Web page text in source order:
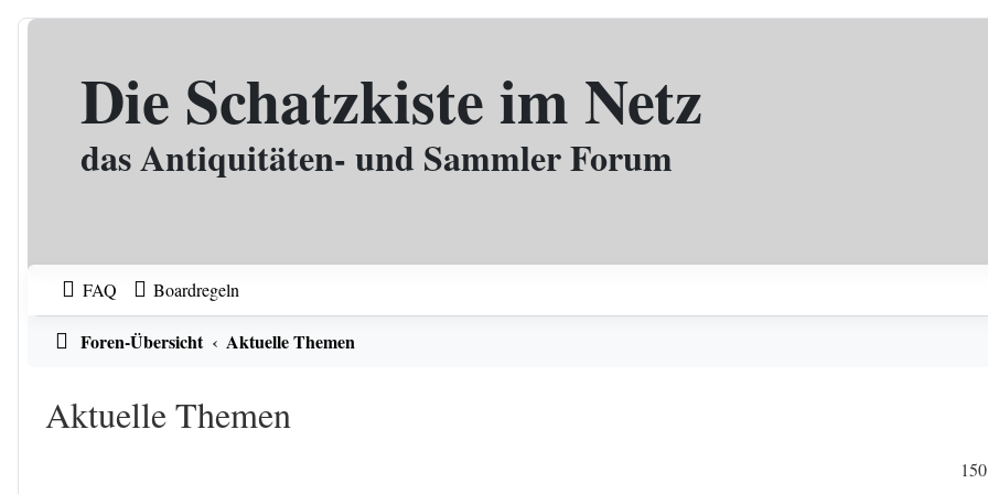
Zum Inhalt
Die Schatzkiste im Netz
das Antiquitäten- und Sammler Forum
FAQ Boardregeln
Foren-Übersicht Aktuelle Themen
Aktuelle Themen